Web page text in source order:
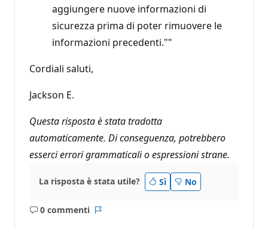
aggiungere nuove informazioni di
sicurezza prima di poter rimuovere le
informazioni precedenti.""
Cordiali saluti,
Jackson E.
Questa risposta è stata tradotta
automaticamente. Di conseguenza, potrebbero
esserci errori grammaticali o espressioni strane.
La risposta è stata utile? Sì No
0 commenti
Nessun